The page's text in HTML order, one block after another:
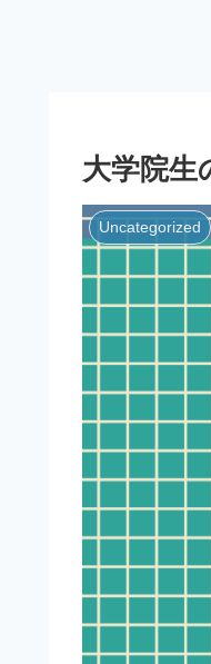
大学院生
Uncategorized